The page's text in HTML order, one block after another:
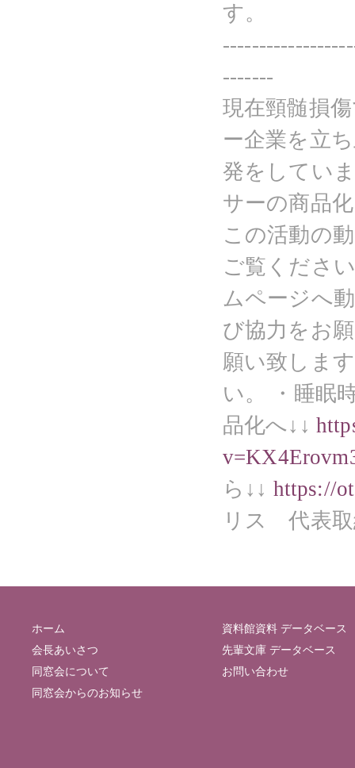
す。
-------
現在頸髄損
ー企業を立
発をしてい
サーの商品
この活動の
ご覧くださ
ムページへ
び協力をお
願い致しま
い。 ・睡眠
品化へ↓↓
ら↓↓ https://
リス 代表取
ホーム
会長あいさつ
同窓会について
同窓会からのお知らせ
資料館資料 データベース
先輩文庫 データベース
お問い合わせ